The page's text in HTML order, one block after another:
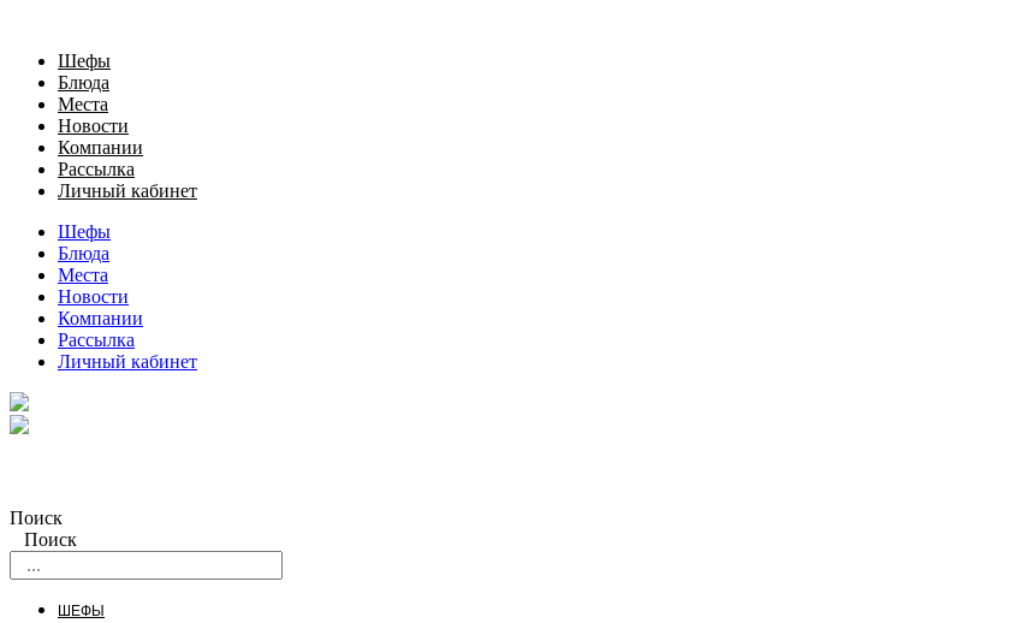
Шефы
Блюда
Места
Новости
Компании
Рассылка
Личный кабинет
Шефы
Блюда
Места
Новости
Компании
Рассылка
Личный кабинет
Поиск
Поиск
ШЕФЫ